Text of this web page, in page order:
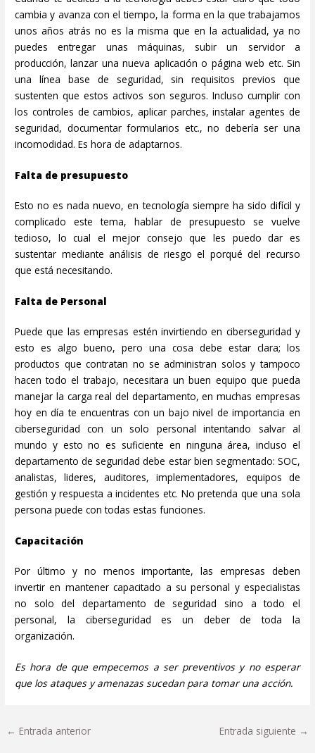
cambia y avanza con el tiempo, la forma en la que trabajamos
unos años atrás no es la misma que en la actualidad, ya no
puedes entregar unas máquinas, subir un servidor a
producción, lanzar una nueva aplicación o página web etc. Sin
una línea base de seguridad, sin requisitos previos que
sustenten que estos activos son seguros. Incluso cumplir con
los controles de cambios, aplicar parches, instalar agentes de
seguridad, documentar formularios etc., no debería ser una
incomodidad. Es hora de adaptarnos.
Falta de presupuesto
Esto no es nada nuevo, en tecnología siempre ha sido difícil y
complicado este tema, hablar de presupuesto se vuelve
tedioso, lo cual el mejor consejo que les puedo dar es
sustentar mediante análisis de riesgo el porqué del recurso
que está necesitando.
Falta de Personal
Puede que las empresas estén invirtiendo en ciberseguridad y
esto es algo bueno, pero una cosa debe estar clara; los
productos que contratan no se administran solos y tampoco
hacen todo el trabajo, necesitara un buen equipo que pueda
manejar la carga real del departamento, en muchas empresas
hoy en día te encuentras con un bajo nivel de importancia en
ciberseguridad con un solo personal intentando salvar al
mundo y esto no es suficiente en ninguna área, incluso el
departamento de seguridad debe estar bien segmentado: SOC,
analistas, lideres, auditores, implementadores, equipos de
gestión y respuesta a incidentes etc. No pretenda que una sola
persona puede con todas estas funciones.
Capacitación
Por último y no menos importante, las empresas deben
invertir en mantener capacitado a su personal y especialistas
no solo del departamento de seguridad sino a todo el
personal, la ciberseguridad es un deber de toda la
organización.
Es hora de que empecemos a ser preventivos y no esperar
que los ataques y amenazas sucedan para tomar una acción.
← Entrada anterior Entrada siguiente →